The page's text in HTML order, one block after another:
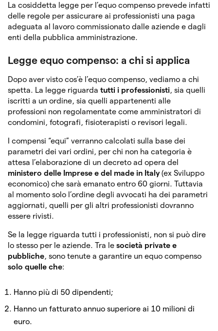
La cosiddetta legge per l’equo compenso prevede infatti
delle regole per assicurare ai professionisti una paga
adeguata al lavoro commissionato dalle aziende e dagli
enti della pubblica amministrazione.
Legge equo compenso: a chi si applica
Dopo aver visto cos’è l’equo compenso, vediamo a chi
spetta. La legge riguarda tutti i professionisti, sia quelli
iscritti a un ordine, sia quelli appartenenti alle
professioni non regolamentate come amministratori di
condomini, fotografi, fisioterapisti o revisori legali.
I compensi “equi” verranno calcolati sulla base dei
parametri dei vari ordini, per chi non ha categoria è
attesa l’elaborazione di un decreto ad opera del
ministero delle Imprese e del made in Italy(ex Sviluppo
economico) che sarà emanato entro 60 giorni. Tuttavia
al momento solo l’ordine degli avvocati ha dei parametri
aggiornati, quelli per gli altri professionisti dovranno
essere rivisti.
Se la legge riguarda tutti i professionisti, non si può dire
lo stesso per le aziende. Tra le società private e
pubbliche, sono tenute a garantire un equo compenso
solo quelle che:
Hanno più di 50 dipendenti;
Hanno un fatturato annuo superiore ai 10 milioni di
euro.